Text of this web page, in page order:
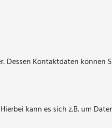
Kontaktdaten können
kann es sich z.B. um